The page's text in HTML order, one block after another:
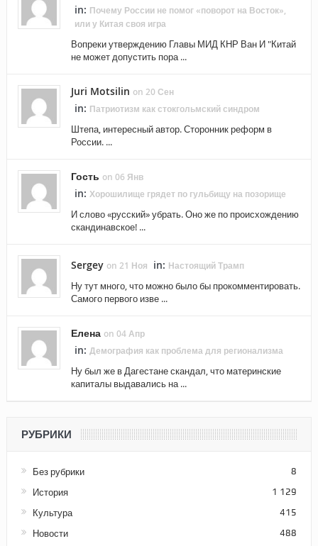
in: Почему России не помог «поворот на Восток»,
или у Китая своя игра
Вопреки утверждению Главы МИД КНР Ван И "Китай
не может допустить пора ...
Juri Motsilin on 20 Сен
in: Патриотизм как стокгольмский синдром
Штепа, интересный автор. Сторонник реформ в
России. ...
Гость on 06 Янв
in: Хорошилище грядет по гульбищу на позорище
И слово «русский» убрать. Оно же по происхождению
скандинавское! ...
Sergey on 21 Ноя in: Настоящий Трамп
Ну тут много, что можно было бы прокомментировать.
Самого первого изве ...
Елена on 04 Апр
in: Демография как проблема для регионализма
Ну был же в Дагестане скандал, что материнские
капиталы выдавались на ...
РУБРИКИ
Без рубрики 8
История 1 129
Культура 415
Новости 488